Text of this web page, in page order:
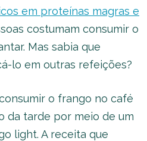
em proteínas magras e
costumam consumir o
Mas sabia que
lo em outras refeições?
o frango no café
da tarde por meio de um
light. A receita que